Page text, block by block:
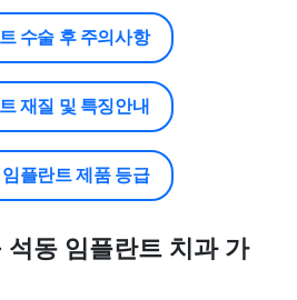
수술 후 주의사항
재질 및 특징안내
플란트 제품 등급
석동 임플란트 치과 가